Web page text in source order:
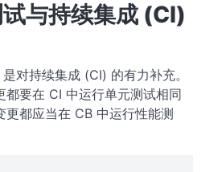
与持续集成 (CI)
对持续集成 (CI) 的有力补充。
都要在 CI 中运行单元测试相同
更都应当在 CB 中运行性能测